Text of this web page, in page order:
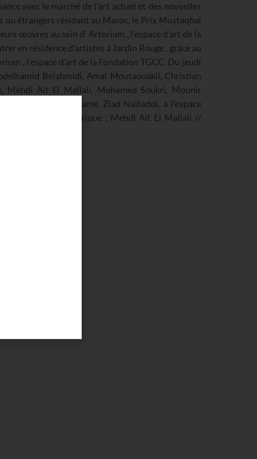
avec le marché de l'art actuel et des nouvelles
ou étrangers résidant au Maroc, le Prix Mustaqbal
œuvres au sein d' Artorium , l'espace d'art de la
en résidence d'artistes à Jardin Rouge , grâce au
, l'espace d'art de la Fondation TGCC. Du jeudi
Belahmidi, Amal Moutaouakil, Christian
Mehdi Ait El Mallali, Mohamed Soukri, Mounir
Jalal, Yassine Sellame, Ziad Naitaddi, à l'espace
// Catégorie numérique : Mehdi Ait El Mallali //